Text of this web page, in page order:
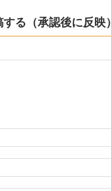
る（承認後に反映）